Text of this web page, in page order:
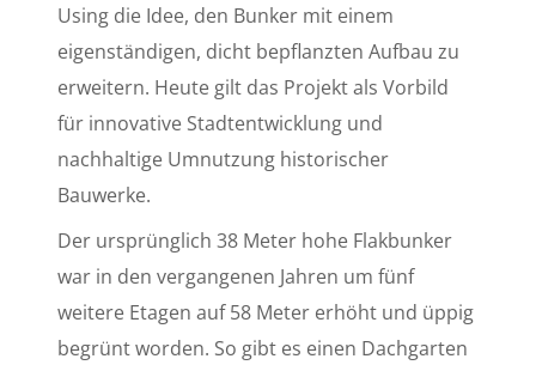
Using die Idee, den Bunker mit einem
eigenständigen, dicht bepflanzten Aufbau zu
erweitern. Heute gilt das Projekt als Vorbild
für innovative Stadtentwicklung und
nachhaltige Umnutzung historischer
Bauwerke.
Der ursprünglich 38 Meter hohe Flakbunker
war in den vergangenen Jahren um fünf
weitere Etagen auf 58 Meter erhöht und üppig
begrünt worden. So gibt es einen Dachgarten